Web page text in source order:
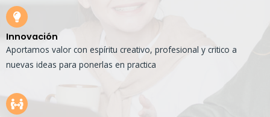
Innovación
Aportamos valor con espíritu creativo, profesional y critico a
nuevas ideas para ponerlas en practica